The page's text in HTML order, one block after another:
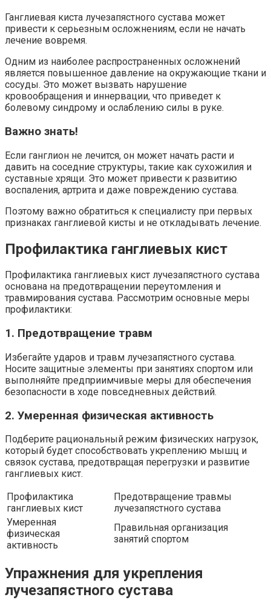
Ганглиевая киста лучезапястного сустава может
привести к серьезным осложнениям, если не начать
лечение вовремя.
Одним из наиболее распространенных осложнений
является повышенное давление на окружающие ткани и
сосуды. Это может вызвать нарушение
кровообращения и иннервации, что приведет к
болевому синдрому и ослаблению силы в руке.
Важно знать!
Если ганглион не лечится, он может начать расти и
давить на соседние структуры, такие как сухожилия и
суставные хрящи. Это может привести к развитию
воспаления, артрита и даже повреждению сустава.
Поэтому важно обратиться к специалисту при первых
признаках ганглиевой кисты и не откладывать лечение.
Профилактика ганглиевых кист
Профилактика ганглиевых кист лучезапястного сустава
основана на предотвращении переутомления и
травмирования сустава. Рассмотрим основные меры
профилактики:
1. Предотвращение травм
Избегайте ударов и травм лучезапястного сустава.
Носите защитные элементы при занятиях спортом или
выполняйте предприимчивые меры для обеспечения
безопасности в ходе повседневных действий.
2. Умеренная физическая активность
Подберите рациональный режим физических нагрузок,
который будет способствовать укреплению мышц и
связок сустава, предотвращая перегрузки и развитие
ганглиевых кист.
Профилактика
ганглиевых кист
Предотвращение травмы
лучезапястного сустава
Умеренная
физическая
активность
Правильная организация
занятий спортом
Упражнения для укрепления
лучезапястного сустава